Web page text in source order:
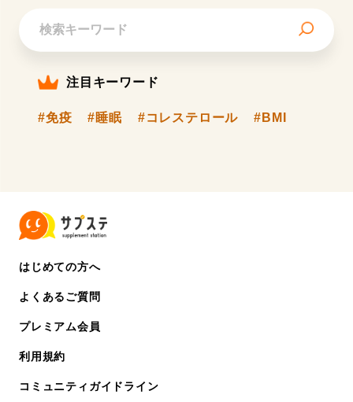
注目キーワード
#免疫 #睡眠 #コレステロール #BMI
はじめての方へ
よくあるご質問
プレミアム会員
利用規約
コミュニティガイドライン